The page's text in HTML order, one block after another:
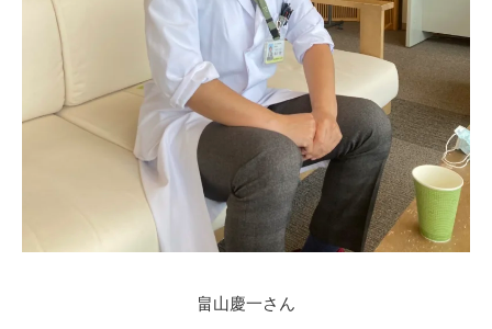
畠山慶一さん